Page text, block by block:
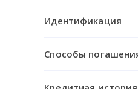
Идентификация
Способы